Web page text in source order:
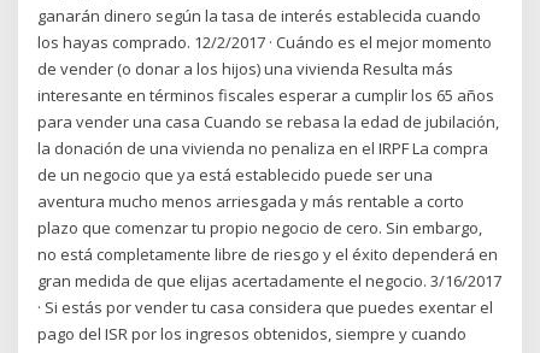
ganarán dinero según la tasa de interés establecida cuando
los hayas comprado. 12/2/2017 · Cuándo es el mejor momento
de vender (o donar a los hijos) una vivienda Resulta más
interesante en términos fiscales esperar a cumplir los 65 años
para vender una casa Cuando se rebasa la edad de jubilación,
la donación de una vivienda no penaliza en el IRPF La compra
de un negocio que ya está establecido puede ser una
aventura mucho menos arriesgada y más rentable a corto
plazo que comenzar tu propio negocio de cero. Sin embargo,
no está completamente libre de riesgo y el éxito dependerá en
gran medida de que elijas acertadamente el negocio. 3/16/2017
· Si estás por vender tu casa considera que puedes exentar el
pago del ISR por los ingresos obtenidos, siempre y cuando